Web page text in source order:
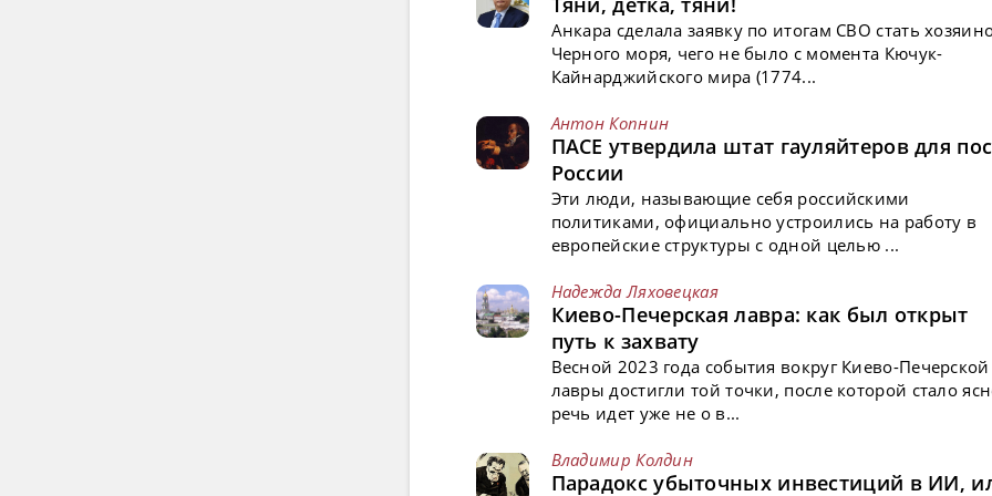
Анкара сделала заявку по итогам СВО стать
Черного моря, чего не было с момента Кючук-
Кайнарджийского мира (1774...
Антон Копнин
ПАСЕ утвердила штат гауляйтеров для
России
Эти люди, называющие себя российскими
политиками, официально устроились на работу в
европейские структуры с одной целью ...
Надежда Ляховецкая
Киево-Печерская лавра: как был открыт
путь к захвату
Весной 2023 года события вокруг Киево-Печерской
лавры достигли той точки, после которой стало
речь идет уже не о в...
Владимир Колдин
Парадокс убыточных инвестиций в ИИ,